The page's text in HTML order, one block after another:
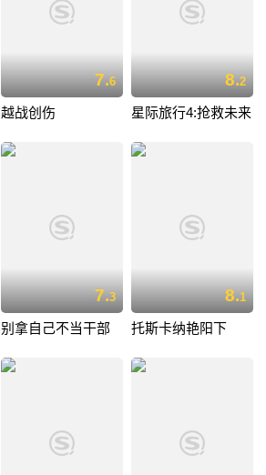
7.6
越战创伤
8.2
星际旅行4:抢救未来
7.3
别拿自己不当干部
8.1
托斯卡纳艳阳下